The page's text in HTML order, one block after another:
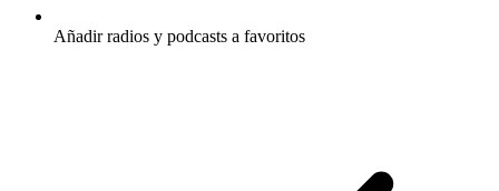
Añadir radios y podcasts a favoritos